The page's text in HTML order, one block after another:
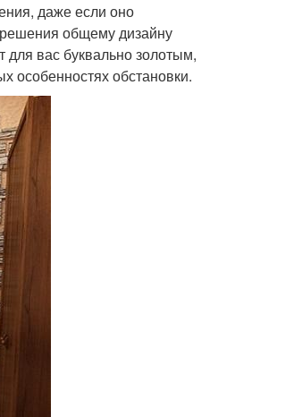
даже если оно
решения общему дизайну
вас буквально золотым,
особенностях обстановки.